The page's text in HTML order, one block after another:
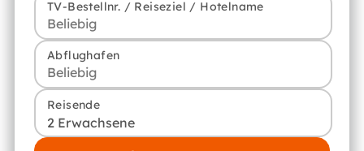
TV-Bestellnr. / Reiseziel / Hotelname
Abflughafen
Reisende
2 Erwachsene